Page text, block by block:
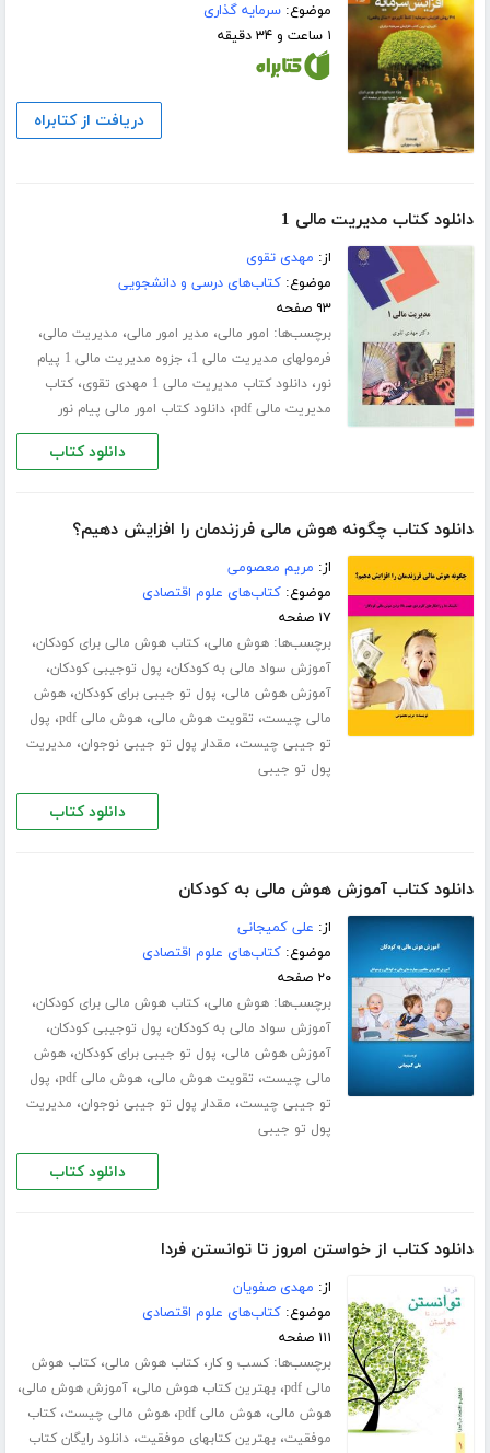
موضوع:سرمایه گذاری
۱ ساعت و ۳۴ دقیقه
دریافت از کتابراه
دانلود کتاب مدیریت مالی 1
از: مهدی تقوی
موضوع:کتاب‌های درسی و دانشجویی
۹۳ صفحه
برچسب‌ها: امور مالی، مدیر امور مالی، مدیریت مالی،
فرمولهای مدیریت مالی 1 ،
جزوه مدیریت مالی 1 پیام
نور،دانلود کتاب مدیریت مالی 1 مهدی تقوی ،کتاب
مدیریت مالی pdf
،دانلود کتاب امور مالی پیام نور
دانلود کتاب
دانلود کتاب چگونه هوش مالی فرزندمان را افزایش دهیم؟
از: مریم معصومی
موضوع:کتاب‌های علوم اقتصادی
۱۷ صفحه
برچسب‌ها:هوش مالی،کتاب هوش مالی برای کودکان،
آموزش سواد مالی به کودکان، پول توجیبی کودکان،
آموزش هوش مالی، پول تو جیبی برای کودکان،هوش
مالی چیست، تقویت هوش مالی،هوش مالی pdf ، پول
تو جیبی چیست، مقدار پول تو جیبی نوجوان، مدیریت
پول تو جیبی
دانلود کتاب
دانلود کتاب آموزش هوش مالی به کودکان
از: علی کمیجانی
موضوع:کتاب‌های علوم اقتصادی
۲۰ صفحه
برچسب‌ها:هوش مالی،کتاب هوش مالی برای کودکان،
آموزش سواد مالی به کودکان، پول توجیبی کودکان،
آموزش هوش مالی، پول تو جیبی برای کودکان،هوش
مالی چیست، تقویت هوش مالی،هوش مالی pdf ، پول
تو جیبی چیست، مقدار پول تو جیبی نوجوان، مدیریت
پول تو جیبی
دانلود کتاب
دانلود کتاب از خواستن امروز تا توانستن فردا
از: مهدی صفویان
موضوع:کتاب‌های علوم اقتصادی
۱۱۱ صفحه
برچسب‌ها:کسب و کار،کتاب هوش مالی،کتاب هوش
مالی pdf
،بهترین کتاب هوش مالی،آموزش هوش مالی،
هوش مالی،هوش مالی pdf ،هوش مالی چیست،کتاب
موفقیت،بهترین کتابهای موفقیت،دانلود رایگان کتاب